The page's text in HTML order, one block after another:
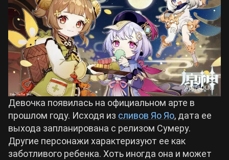
Девочка появилась на официальном арте в
прошлом году. Исходя из сливов Яо Яо, дата ее
выхода запланирована с релизом Сумеру.
Другие персонажи характеризуют ее как
заботливого ребенка. Хоть иногда она и может